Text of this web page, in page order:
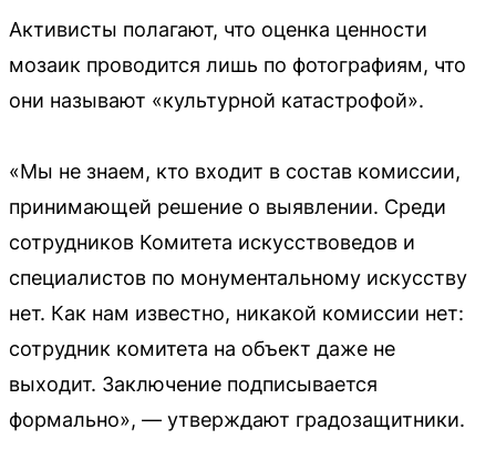
Активисты полагают, что оценка ценности
мозаик проводится лишь по фотографиям, что
они называют «культурной катастрофой».
«Мы не знаем, кто входит в состав комиссии,
принимающей решение о выявлении. Среди
сотрудников Комитета искусствоведов и
специалистов по монументальному искусству
нет. Как нам известно, никакой комиссии нет:
сотрудник комитета на объект даже не
выходит. Заключение подписывается
формально», — утверждают градозащитники.